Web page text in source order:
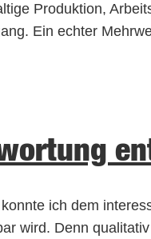
Produktion,
Ein echter
ich dem
wird. Denn